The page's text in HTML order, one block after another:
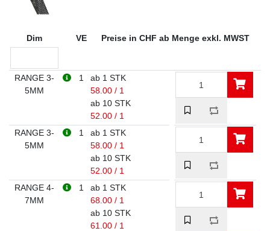
Dim VE Preise in CHF ab Menge exkl. MWST
RANGE 3-
5MM
1
ab 1 STK
58.00 / 1
ab 10 STK
52.00 / 1
RANGE 3-
5MM
1
ab 1 STK
58.00 / 1
ab 10 STK
52.00 / 1
RANGE 4-
7MM
1
ab 1 STK
68.00 / 1
ab 10 STK
61.00 / 1